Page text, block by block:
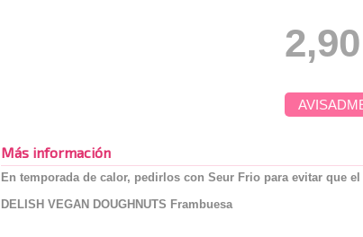
Más información
En temporada de calor, pedirlos con Seur Frio para evitar que
DELISH VEGAN DOUGHNUTS Frambuesa